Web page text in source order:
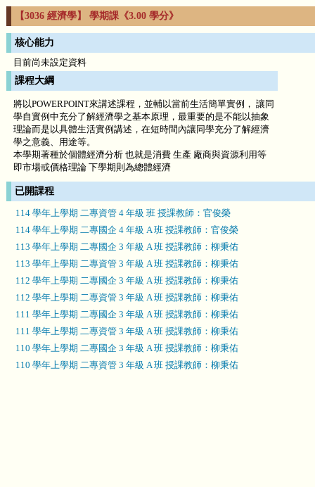
【3036 經濟學】 學期課《3.00 學分》
核心能力
目前尚未設定資料
課程大綱
將以POWERPOINT來講述課程，並輔以當前生活簡單實例， 讓同
學自實例中充分了解經濟學之基本原理，最重要的是不能以抽象
理論而是以具體生活實例講述，在短時間內讓同學充分了解經濟
學之意義、用途等。
本學期著種於個體經濟分析 也就是消費 生產 廠商與資源利用等
即市場或價格理論 下學期則為總體經濟
已開課程
114 學年上學期 二專資管 4 年級 班 授課教師：官俊榮
114 學年上學期 二專國企 4 年級 A 班 授課教師：官俊榮
113 學年上學期 二專國企 3 年級 A 班 授課教師：柳秉佑
113 學年上學期 二專資管 3 年級 A 班 授課教師：柳秉佑
112 學年上學期 二專國企 3 年級 A 班 授課教師：柳秉佑
112 學年上學期 二專資管 3 年級 A 班 授課教師：柳秉佑
111 學年上學期 二專國企 3 年級 A 班 授課教師：柳秉佑
111 學年上學期 二專資管 3 年級 A 班 授課教師：柳秉佑
110 學年上學期 二專國企 3 年級 A 班 授課教師：柳秉佑
110 學年上學期 二專資管 3 年級 A 班 授課教師：柳秉佑